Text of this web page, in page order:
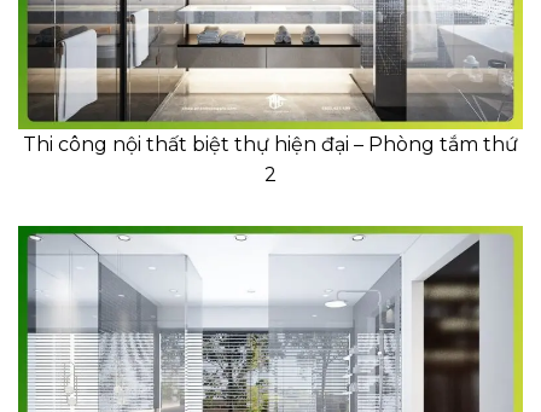
Thi công nội thất biệt thự hiện đại – Phòng tắm thứ
2